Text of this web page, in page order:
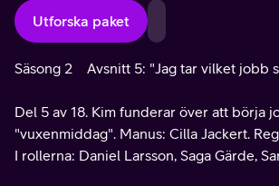
Utforska paket
Säsong 2 Avsnitt 5: "Jag tar vilket jobb
Del 5 av 18. Kim funderar över att börja
"vuxenmiddag". Manus: Cilla Jackert.
I rollerna: Daniel Larsson, Saga Gärde,